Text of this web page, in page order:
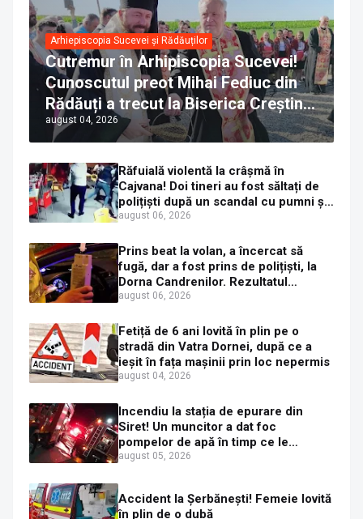
Arhiepiscopia Sucevei și Rădăuților
Cutremur în Arhipiscopia Sucevei!
Cunoscutul preot Mihai Fediuc din
Rădăuți a trecut la Biserica Creștină
Ortodoxă Valahă. ÎPS Calinic anunță
că îi pregătește judecata canonică
august 04, 2026
Răfuială violentă la crâșmă în
Cajvana! Doi tineri au fost săltați de
polițiști după un scandal cu pumni și
mașini distruse
august 06, 2026
Prins beat la volan, a încercat să
fugă, dar a fost prins de polițiști, la
Dorna Candrenilor. Rezultatul
etilotestului: 1,59 mg/l alcool pur în
august 06, 2026
Fetiță de 6 ani lovită în plin pe o
stradă din Vatra Dornei, după ce a
ieșit în fața mașinii prin loc nepermis
august 04, 2026
Incendiu la stația de epurare din
Siret! Un muncitor a dat foc
pompelor de apă în timp ce le
alimenta cu combustibil
august 05, 2026
Accident la Șerbănești! Femeie lovită
în plin de o dubă